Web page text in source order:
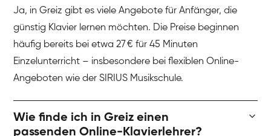
Ja, in Greiz gibt es viele Angebote für Anfänger, die
günstig Klavier lernen möchten. Die Preise beginnen
häufig bereits bei etwa 27 € für 45 Minuten
Einzelunterricht – insbesondere bei flexiblen Online-
Angeboten wie der SIRIUS Musikschule.
Wie finde ich in Greiz einen
passenden Online-Klavierlehrer?